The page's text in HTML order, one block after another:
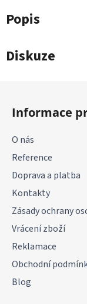
Popis
Diskuze
Informace
O nás
Reference
Doprava a platba
Kontakty
Zásady ochrany
Vrácení zboží
Reklamace
Obchodní
Blog